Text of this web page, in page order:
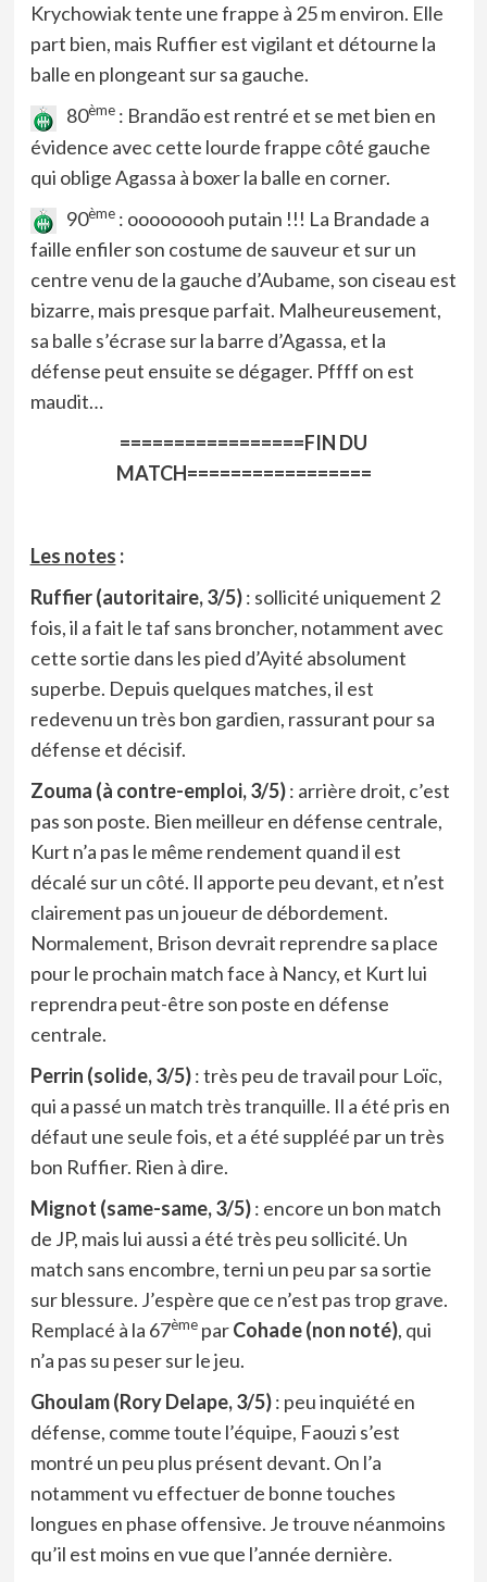
Krychowiak tente une frappe à 25 m environ. Elle
part bien, mais Ruffier est vigilant et détourne la
balle en plongeant sur sa gauche.
80ème: Brandão est rentré et se met bien en
évidence avec cette lourde frappe côté gauche
qui oblige Agassa à boxer la balle en corner.
90ème: ooooooooh putain !!! La Brandade a
faille enfiler son costume de sauveur et sur un
centre venu de la gauche d’Aubame, son ciseau est
bizarre, mais presque parfait. Malheureusement,
sa balle s’écrase sur la barre d’Agassa, et la
défense peut ensuite se dégager. Pffff on est
maudit…
=================FIN DU
MATCH=================
Les notes :
Ruffier (autoritaire, 3/5): sollicité uniquement 2
fois, il a fait le taf sans broncher, notamment avec
cette sortie dans les pied d’Ayité absolument
superbe. Depuis quelques matches, il est
redevenu un très bon gardien, rassurant pour sa
défense et décisif.
Zouma (à contre-emploi, 3/5): arrière droit, c’est
pas son poste. Bien meilleur en défense centrale,
Kurt n’a pas le même rendement quand il est
décalé sur un côté. Il apporte peu devant, et n’est
clairement pas un joueur de débordement.
Normalement, Brison devrait reprendre sa place
pour le prochain match face à Nancy, et Kurt lui
reprendra peut-être son poste en défense
centrale.
Perrin (solide, 3/5): très peu de travail pour Loïc,
qui a passé un match très tranquille. Il a été pris en
défaut une seule fois, et a été suppléé par un très
bon Ruffier. Rien à dire.
Mignot (same-same, 3/5): encore un bon match
de JP, mais lui aussi a été très peu sollicité. Un
match sans encombre, terni un peu par sa sortie
sur blessure. J’espère que ce n’est pas trop grave.
Remplacé à la 67èmeparCohade (non noté), qui
n’a pas su peser sur le jeu.
Ghoulam (Rory Delape, 3/5): peu inquiété en
défense, comme toute l’équipe, Faouzi s’est
montré un peu plus présent devant. On l’a
notamment vu effectuer de bonne touches
longues en phase offensive. Je trouve néanmoins
qu’il est moins en vue que l’année dernière.